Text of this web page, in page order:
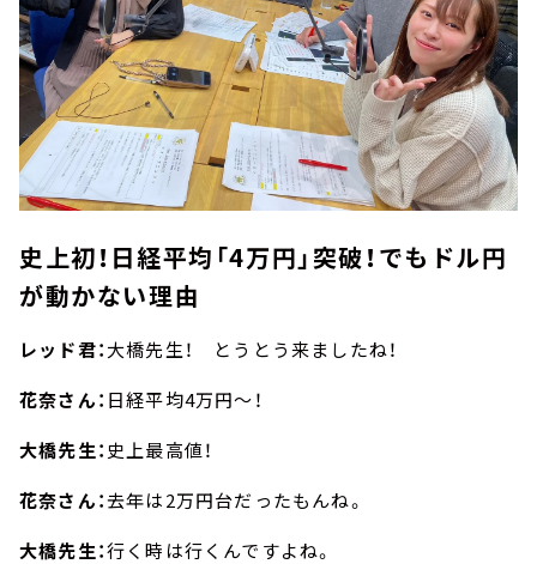
史上初！日経平均「4万円」突破！でもドル円
が動かない理由
レッド君：大橋先生！ とうとう来ましたね！
花奈さん： 日経平均4万円～！
大橋先生：史上最高値！
花奈さん：去年は2万円台だったもんね。
大橋先生：行く時は行くんですよね。